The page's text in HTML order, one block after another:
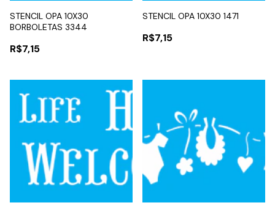
STENCIL OPA 10X30
BORBOLETAS 3344
R$7,15
STENCIL OPA 10X30 1471
R$7,15